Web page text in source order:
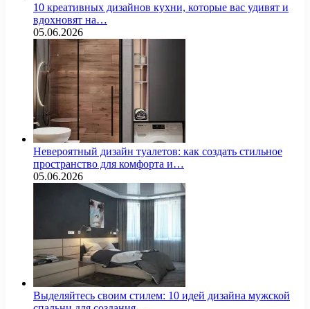
10 креативных дизайнов кухни, которые вас удивят и
вдохновят на…
05.06.2026
Невероятный дизайн туалетов: как создать стильное
пространство для комфорта и…
05.06.2026
Выделяйтесь своим стилем: 10 идей дизайна мужской